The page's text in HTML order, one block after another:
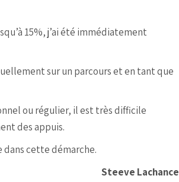
15%, j’ai été immédiatement
sur un parcours et en tant que
ou régulier, il est très difficile
des appuis.
dans cette démarche.
Steeve Lachance